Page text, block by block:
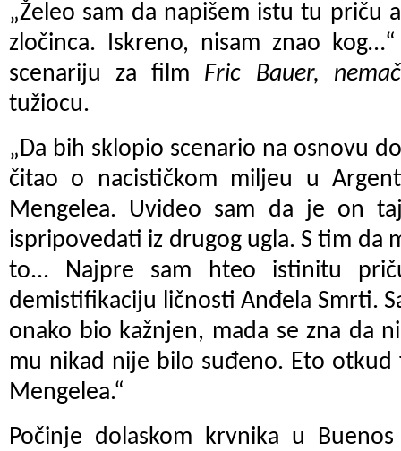
„Želeo sam da napišem istu tu priču
zločinca. Iskreno, nisam znao
scenariju za film Fric Bauer,
tužiocu.
„Da bih sklopio scenario na osnovu
čitao o nacističkom miljeu u
Mengelea. Uvideo sam da je on
ispripovedati iz drugog ugla. S tim da
to... Najpre sam hteo istinitu
demistifikaciju ličnosti Anđela Smrti.
onako bio kažnjen, mada se zna da
mu nikad nije bilo suđeno. Eto
Mengelea.“
Počinje dolaskom krvnika u